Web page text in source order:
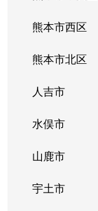
熊本市西区
熊本市北区
人吉市
水俣市
山鹿市
宇土市